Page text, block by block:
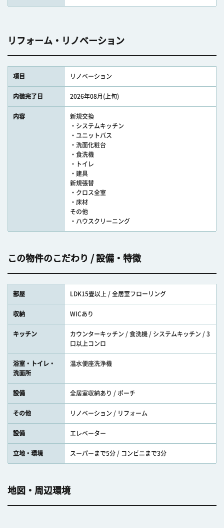
リフォーム・リノベーション
項目 リノベーション
内装完了日 2026年08月(上旬)
内容
新規交換
・システムキッチン
・ユニットバス
・洗面化粧台
・食洗機
・トイレ
・建具
新規張替
・クロス全室
・床材
その他
・ハウスクリーニング
この物件のこだわり / 設備・特徴
部屋 LDK15畳以上 / 全居室フローリング
収納 WICあり
キッチン
カウンターキッチン / 食洗機 / システムキッチン / 3
口以上コンロ
浴室・トイレ・
洗面所
温水便座洗浄機
設備 全居室収納あり / ポーチ
その他 リノベーション / リフォーム
設備 エレベーター
立地・環境 スーパーまで5分 / コンビニまで3分
地図・周辺環境